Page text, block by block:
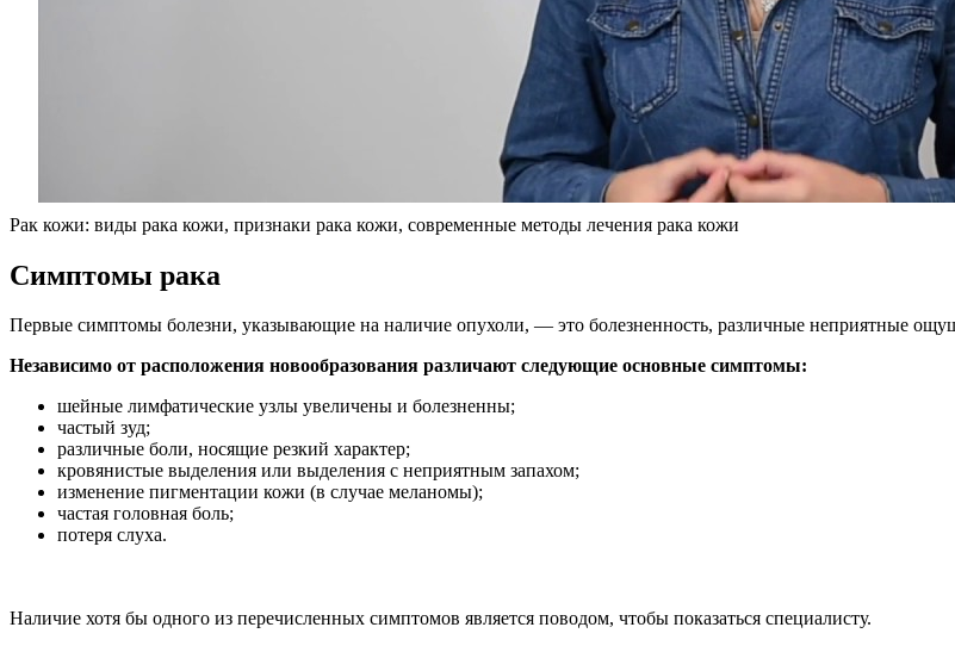
Рак кожи: виды рака кожи, признаки рака кожи, современные методы лечения рака кожи
Симптомы рака
Первые симптомы болезни, указывающие на наличие опухоли, — это болезненность, различные неприятные
Независимо от расположения новообразования различают следующие основные симптомы:
шейные лимфатические узлы увеличены и болезненны;
частый зуд;
различные боли, носящие резкий характер;
кровянистые выделения или выделения с неприятным запахом;
изменение пигментации кожи (в случае меланомы);
частая головная боль;
потеря слуха.
Наличие хотя бы одного из перечисленных симптомов является поводом, чтобы показаться специалисту.